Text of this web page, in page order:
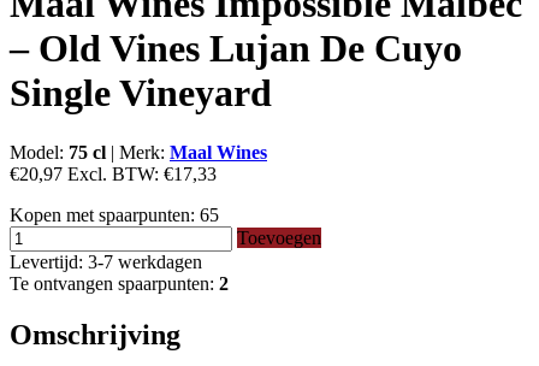
– Old Vines Lujan De Cuyo
Single Vineyard
Model: 75 cl | Merk: Maal Wines
€20,97 Excl. BTW: €17,33
Kopen met spaarpunten: 65
Toevoegen
Levertijd: 3-7 werkdagen
Te ontvangen spaarpunten: 2
Omschrijving